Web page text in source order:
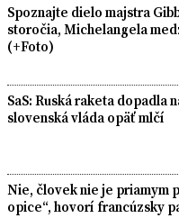
Spoznajte dielo majstra
storočia, Michelangela
(+Foto)
SaS: Ruská raketa dopadla
slovenská vláda opäť mlčí
Nie, človek nie je priamym
opice“, hovorí francúzsky